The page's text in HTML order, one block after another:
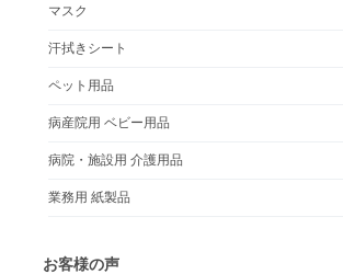
マスク
汗拭きシート
ペット用品
病産院用 ベビー用品
病院・施設用 介護用品
業務用 紙製品
お客様の声